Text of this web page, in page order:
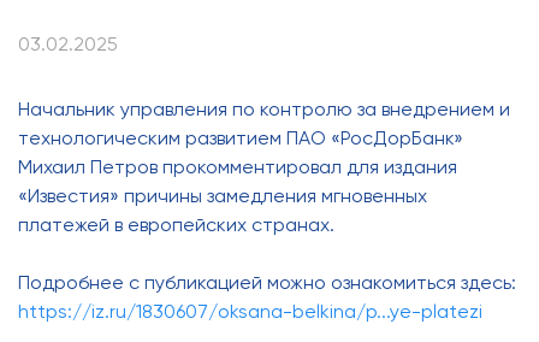
03.02.2025
Начальник управления по контролю за внедрением и
технологическим развитием ПАО «РосДорБанк»
Михаил Петров прокомментировал для издания
«Известия» причины замедления мгновенных
платежей в европейских странах.
Подробнее с публикацией можно ознакомиться здесь:
https://iz.ru/1830607/oksana-belkina/p...ye-platezi